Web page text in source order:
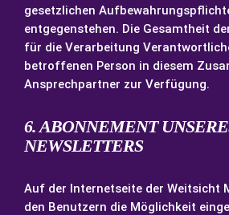
gesetzlichen
entgegenstehen. Die Gesamtheit
für die Verarbeitung
betroffenen Person in diesem
Ansprechpartner zur Verfügung.
6. ABONNEMENT
NEWSLETTERS
Auf der Internetseite der Weitsicht
den Benutzern die Möglichkeit